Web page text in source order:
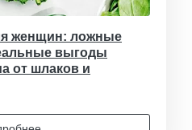
женщин: ложные
выгоды
от шлаков и